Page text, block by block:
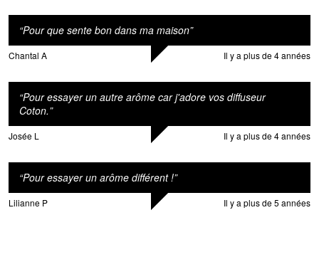
“Pour que sente bon dans ma maison”
Chantal A Il y a plus de 4 années
“Pour essayer un autre arôme car j'adore vos diffuseur
Coton.”
Josée L Il y a plus de 4 années
“Pour essayer un arôme différent !”
Lilianne P Il y a plus de 5 années